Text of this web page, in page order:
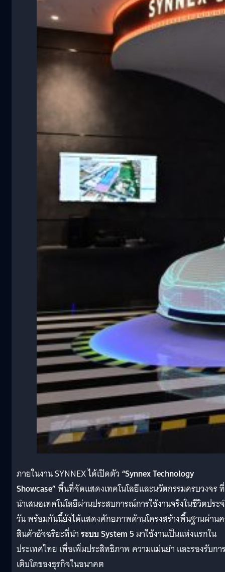
ภายในงาน SYNNEX ได้เปิดตัว “Synnex Technology
Showcase”พื้นที่จัดแสดงเทคโนโลยีและนวัตกรรมครบวงจร ที่
นำเสนอเทคโนโลยีผ่านประสบการณ์การใช้งานจริงในชีวิตประ
วัน พร้อมกันนี้ยังได้แสดงศักยภาพด้านโครงสร้างพื้นฐานผ่าน
สินค้าอัจฉริยะที่นำระบบ System 5มาใช้งานเป็นแห่งแรกใน
ประเทศไทย เพื่อเพิ่มประสิทธิภาพ ความแม่นยำ และรองรับกา
เติบโตของธุรกิจในอนาคต